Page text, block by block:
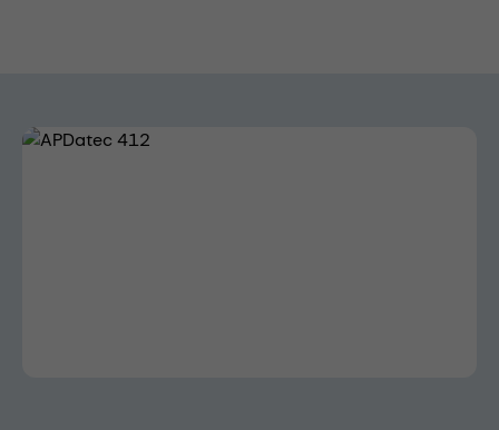
Skip image gallery